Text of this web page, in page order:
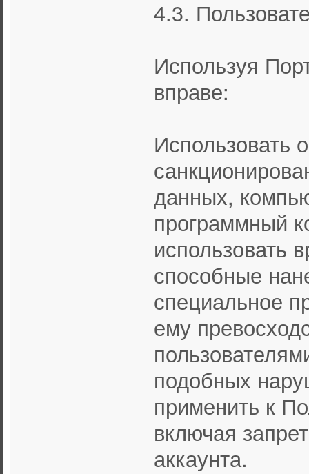
4.3.
Используя
вправе:
Использовать
данных,
программный
использовать
способные
специальное
ему
подобных
применить к
включая
аккаунта.